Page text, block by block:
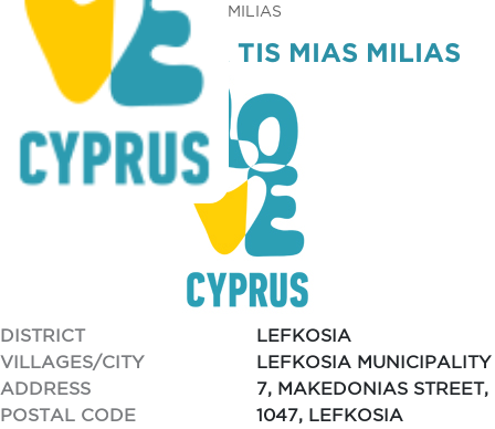
TO AGNANTEMA TIS MIAS MILIAS
TO AGNANTEMA TIS MIAS MILIAS
DISTRICT
LEFKOSIA
VILLAGES/CITY
LEFKOSIA MUNICIPALITY
ADDRESS
7, MAKEDONIAS STREET,
POSTAL CODE
1047, LEFKOSIA